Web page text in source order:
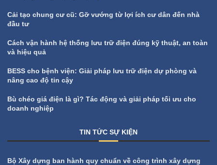
Cải tạo chung cư cũ: Gỡ vướng từ lợi ích cư dân đến nhà
đầu tư
Cách vận hành hệ thống lưu trữ điện đúng kỹ thuật, an toàn
và hiệu quả
BESS cho bệnh viện: Giải pháp lưu trữ điện dự phòng và
nâng cao độ tin cậy
Bù chéo giá điện là gì? Tác động và giải pháp tối ưu cho
doanh nghiệp
TIN TỨC SỰ KIỆN
Bộ Xây dựng ban hành quy chuẩn về công trình xây dựng